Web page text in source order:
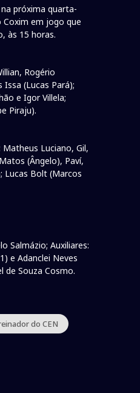
próxima quarta-
Coxim em jogo que
às 15 horas.
Rogério
(Lucas Pará);
e Igor Villela;
Piraju).
Matheus Luciano, Gil,
(Ângelo), Paví,
Lucas Bolt (Marcos
Salmázio; Auxiliares:
e Adanclei Neves
de Souza Cosmo.
do CEN